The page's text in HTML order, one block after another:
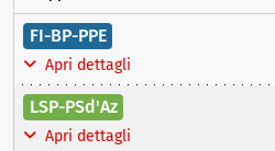
FI-BP-PPE
Apri dettagli
LSP-PSd'Az
Apri dettagli